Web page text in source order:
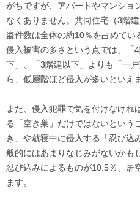
がちですが、アパートやマンショ
なくありません。共同住宅（3階
盗件数は全体の約10％を占めてい
侵入被害の多さという点では、「
下」、「3階建以下」よりも「一
ら、低層階ほど侵入が多いといえ
また、侵入犯罪で気を付けなけれ
る「空き巣」だけではないという
き」や就寝中に侵入する「忍び込
般的にはあまりなじみがないかも
忍び込みによるものが10.5％、居
ます。